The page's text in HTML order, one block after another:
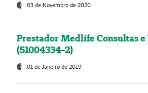
03 de Novembro de 2020
Prestador Medlife Consultas
(51004334-2)
01 de Janeiro de 2019